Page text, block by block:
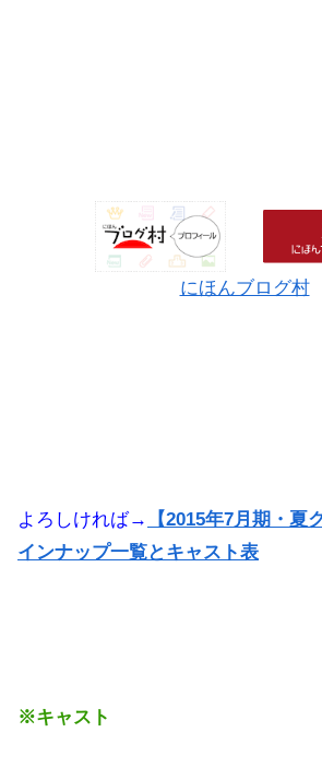
にほんブログ村
よろしければ→
【2015年7月期・夏
インナップ一覧とキャスト表
※キャスト